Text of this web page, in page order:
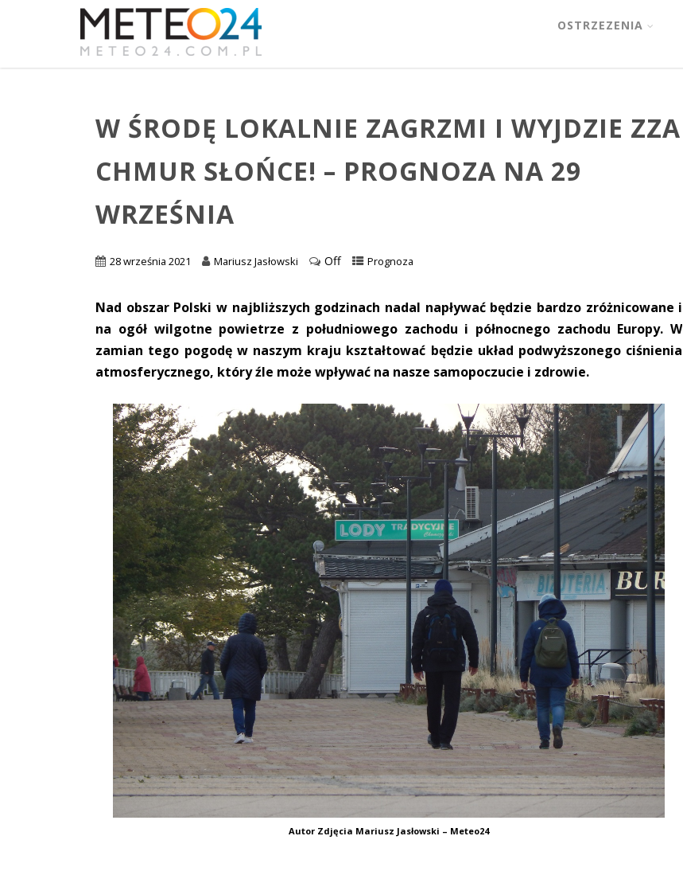
OSTRZEZENIA
W ŚRODĘ LOKALNIE ZAGRZMI I WYJDZIE ZZA
CHMUR SŁOŃCE! – PROGNOZA NA 29
WRZEŚNIA
28 września 2021 Mariusz Jasłowski Off Prognoza
Nad obszar Polski w najbliższych godzinach nadal napływać będzie bardzo zróżnicowane i
na ogół wilgotne powietrze z południowego zachodu i północnego zachodu Europy. W
zamian tego pogodę w naszym kraju kształtować będzie układ podwyższonego ciśnienia
atmosferycznego, który źle może wpływać na nasze samopoczucie i zdrowie.
Autor Zdjęcia Mariusz Jasłowski – Meteo24